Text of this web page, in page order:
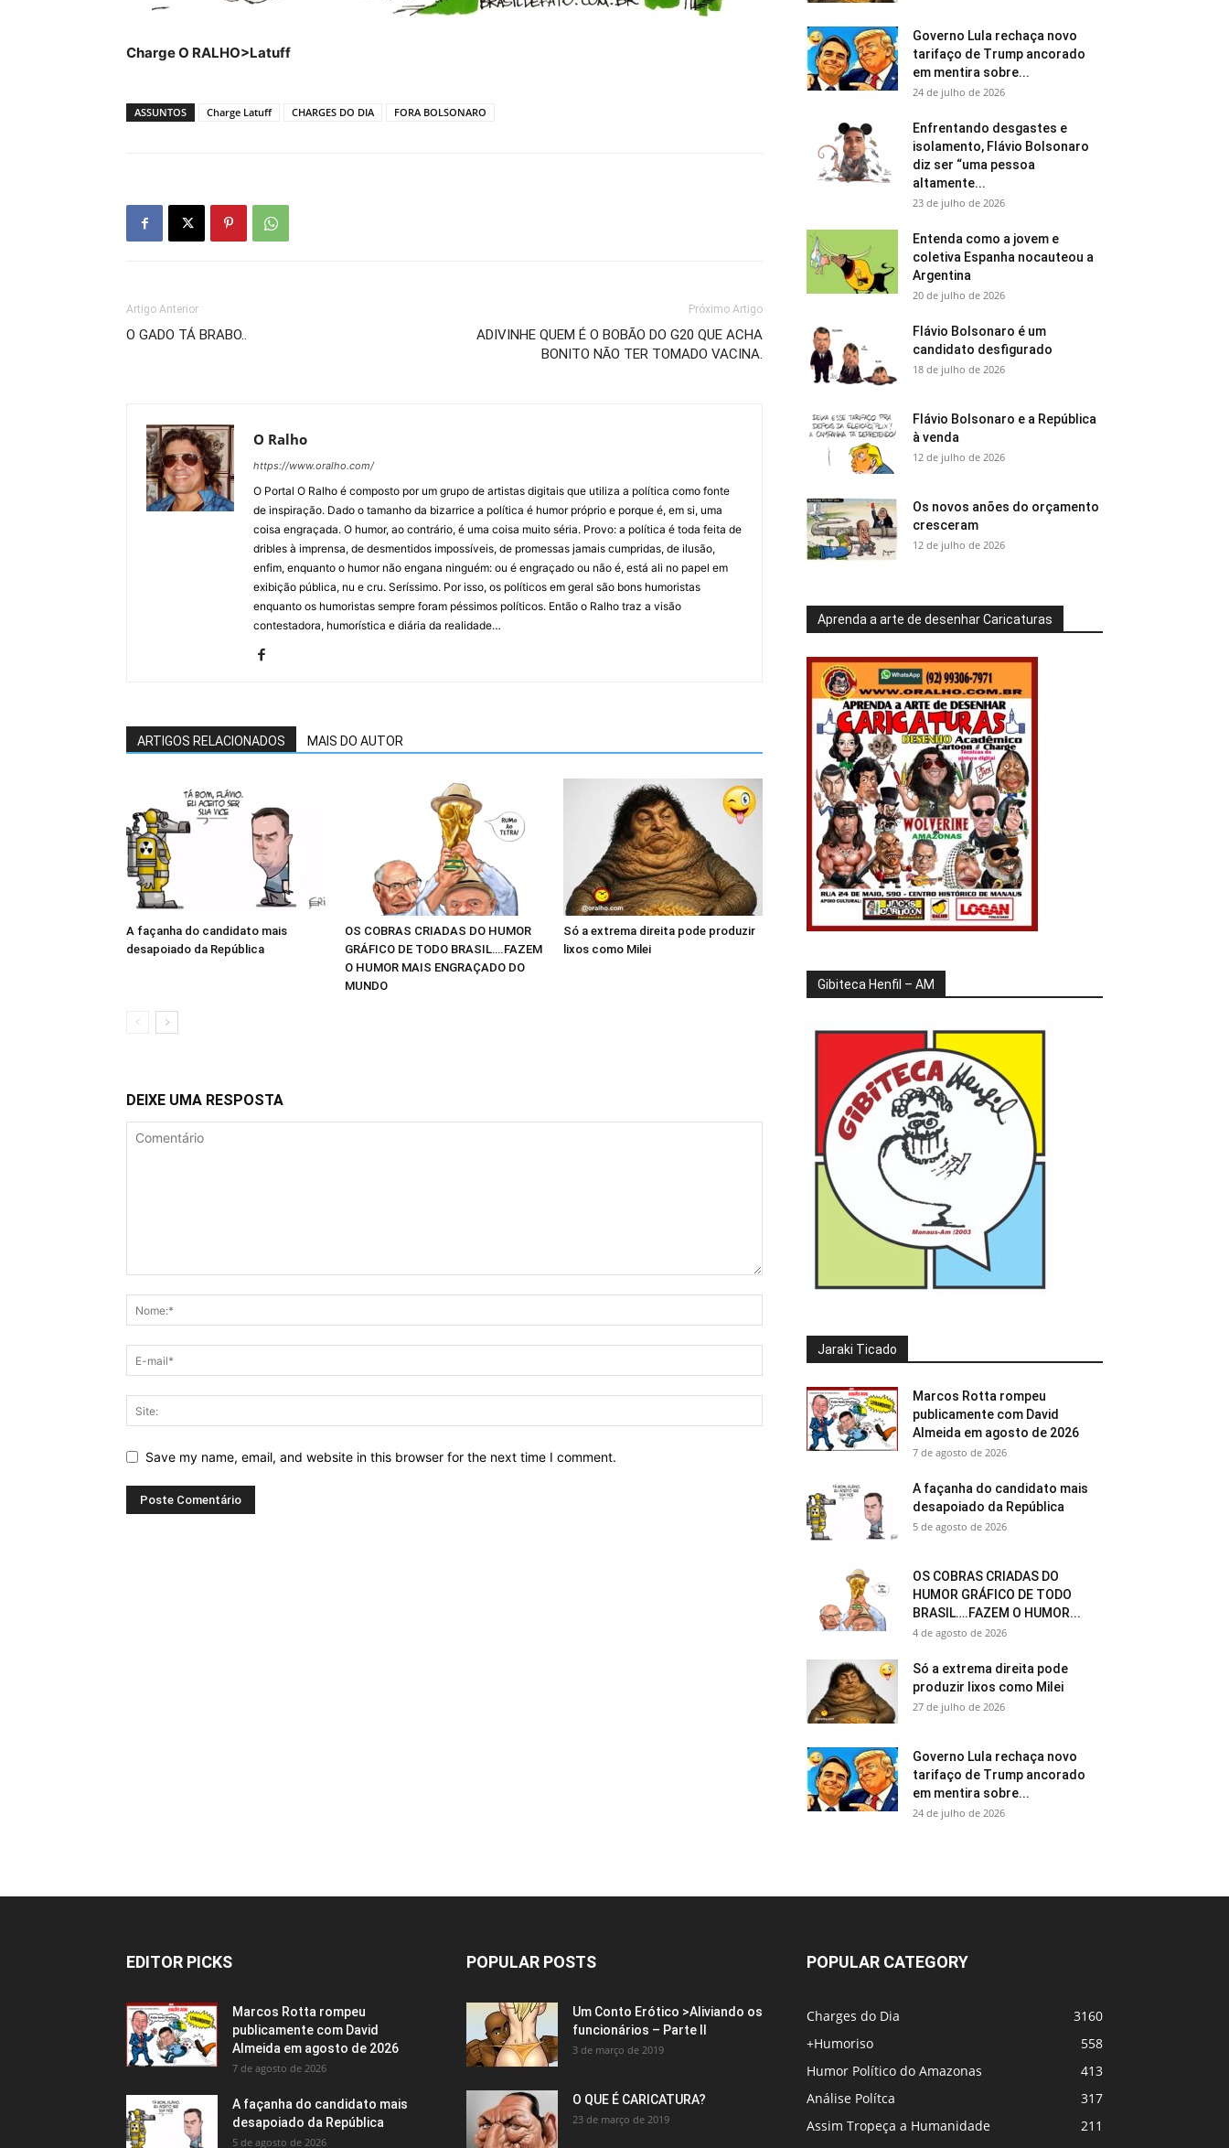
Charge O RALHO>Latuff
ASSUNTOS Charge Latuff CHARGES DO DIA FORA BOLSONARO
Artigo Anterior
O GADO TÁ BRABO..
Próximo Artigo
ADIVINHE QUEM É O BOBÃO DO G20 QUE ACHA
BONITO NÃO TER TOMADO VACINA.
O Ralho
https://www.oralho.com/
O Portal O Ralho é composto por um grupo de artistas digitais que utiliza a política como fonte
de inspiração. Dado o tamanho da bizarrice a política é humor próprio e porque é, em si, uma
coisa engraçada. O humor, ao contrário, é uma coisa muito séria. Provo: a política é toda feita de
dribles à imprensa, de desmentidos impossíveis, de promessas jamais cumpridas, de ilusão,
enfim, enquanto o humor não engana ninguém: ou é engraçado ou não é, está ali no papel em
exibição pública, nu e cru. Seríssimo. Por isso, os políticos em geral são bons humoristas
enquanto os humoristas sempre foram péssimos políticos. Então o Ralho traz a visão
contestadora, humorística e diária da realidade…
ARTIGOS RELACIONADOS MAIS DO AUTOR
A façanha do candidato mais
desapoiado da República
OS COBRAS CRIADAS DO HUMOR
GRÁFICO DE TODO BRASIL….FAZEM
O HUMOR MAIS ENGRAÇADO DO
MUNDO
Só a extrema direita pode produzir
lixos como Milei
DEIXE UMA RESPOSTA
Save my name, email, and website in this browser for the next time I comment.
Governo Lula rechaça novo
tarifaço de Trump ancorado
em mentira sobre...
24 de julho de 2026
Enfrentando desgastes e
isolamento, Flávio Bolsonaro
diz ser “uma pessoa
altamente...
23 de julho de 2026
Entenda como a jovem e
coletiva Espanha nocauteou a
Argentina
20 de julho de 2026
Flávio Bolsonaro é um
candidato desfigurado
18 de julho de 2026
Flávio Bolsonaro e a República
à venda
12 de julho de 2026
Os novos anões do orçamento
cresceram
12 de julho de 2026
Aprenda a arte de desenhar Caricaturas
Gibiteca Henfil – AM
Jaraki Ticado
Marcos Rotta rompeu
publicamente com David
Almeida em agosto de 2026
7 de agosto de 2026
A façanha do candidato mais
desapoiado da República
5 de agosto de 2026
OS COBRAS CRIADAS DO
HUMOR GRÁFICO DE TODO
BRASIL….FAZEM O HUMOR...
4 de agosto de 2026
Só a extrema direita pode
produzir lixos como Milei
27 de julho de 2026
Governo Lula rechaça novo
tarifaço de Trump ancorado
em mentira sobre...
24 de julho de 2026
EDITOR PICKS
Marcos Rotta rompeu
publicamente com David
Almeida em agosto de 2026
7 de agosto de 2026
A façanha do candidato mais
desapoiado da República
5 de agosto de 2026
POPULAR POSTS
Um Conto Erótico >Aliviando os
funcionários – Parte II
3 de março de 2019
O QUE É CARICATURA?
23 de março de 2019
POPULAR CATEGORY
Charges do Dia
3160
+Humoriso
558
Humor Político do Amazonas
413
Análise Polítca
317
Assim Tropeça a Humanidade
211